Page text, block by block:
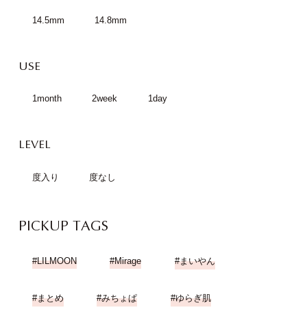
14.5mm 14.8mm
USE
1month 2week 1day
LEVEL
度入り 度なし
PICKUP TAGS
LILMOON Mirage まいやん
まとめ みちょぱ ゆらぎ肌